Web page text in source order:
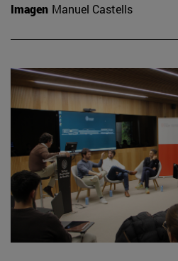
Imagen Manuel Castells